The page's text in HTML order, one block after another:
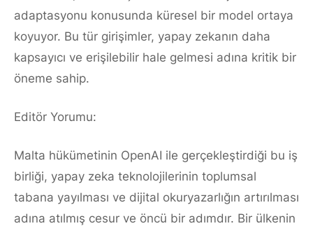
adaptasyonu konusunda küresel bir model ortaya
koyuyor. Bu tür girişimler, yapay zekanın daha
kapsayıcı ve erişilebilir hale gelmesi adına kritik bir
öneme sahip.
Editör Yorumu:
Malta hükümetinin OpenAI ile gerçekleştirdiği bu iş
birliği, yapay zeka teknolojilerinin toplumsal
tabana yayılması ve dijital okuryazarlığın artırılması
adına atılmış cesur ve öncü bir adımdır. Bir ülkenin